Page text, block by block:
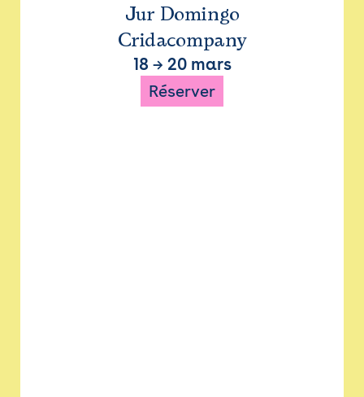
Jur Domingo
Cridacompany
18 → 20 mars
Réserver